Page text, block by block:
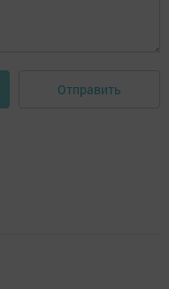
Отправить